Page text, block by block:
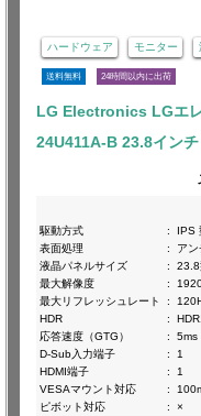
ハードウェア モニター
送料無料 24時間以内に出荷
LG Electronics LGエ
24U411A-B 23.8イン
駆動方式
:
IPS
表面処理
:
ア
液晶パネルサイズ
:
23.8
最大解像度
:
最大リフレッシュレート
:
HDR
:
応答速度（GTG）
:
5ms
D-Sub入力端子
:
1
HDMI端子
:
1
VESAマウント対応
:
ピボット対応
: ×